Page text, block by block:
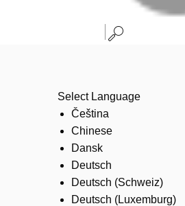
Select Language
Čeština
Chinese
Dansk
Deutsch
Deutsch (Schweiz)
Deutsch (Luxemburg)